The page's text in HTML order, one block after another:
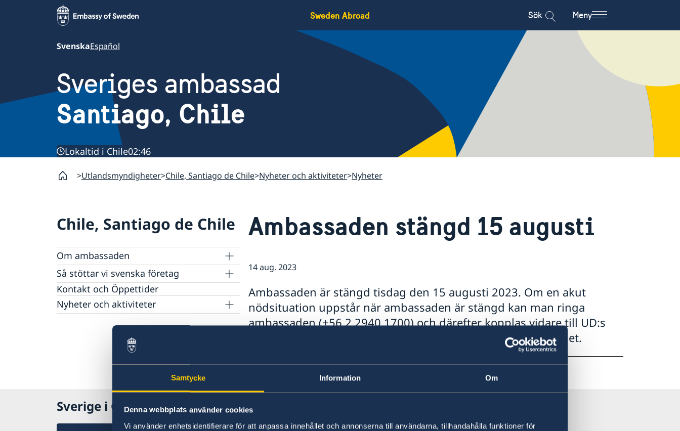
Samtycke Information Om
Denna webbplats använder cookies
Vi använder enhetsidentifierare för att anpassa innehållet och annonserna till användarna, tillhandahålla funktioner för
Sweden Abroad Sök Meny
SvenskaEspañol
Sveriges ambassad
Santiago, Chile
Lokaltid i Chile02:46
Utlandsmyndigheter Chile, Santiago de Chile Nyheter och aktiviteter Nyheter
Chile, Santiago de Chile
Om ambassaden
Lediga tjänster
Praktik
Avgifter
Dataskyddspolicy (GDPR)
Så stöttar vi svenska företag
Vi är en resurs för svenska företag
Team Sweden
Så kan du få stöd
Svenska företag i Chile
Anmäl handelshinder
Kontakt och Öppettider
Nyheter och aktiviteter
Chilensk-svenska kulturinstitutet i Chile
Svenskar i Världen
Svenska skolan
Ambassaden stängd 15 augusti
14 aug. 2023
Ambassaden är stängd tisdag den 15 augusti 2023. Om en akut
nödsituation uppstår när ambassaden är stängd kan man ringa
ambassaden (+56 2 2940 1700) och därefter kopplas vidare till UD:s
konsulära jour som har öppet alla dagar 24 timmar om dygnet.
Sverige i Chile